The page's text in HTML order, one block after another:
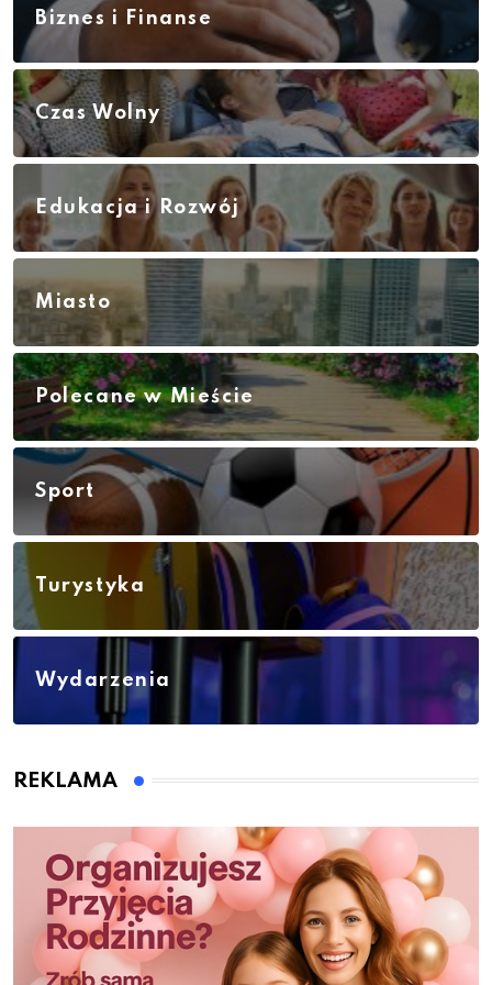
Biznes i Finanse
Czas Wolny
Edukacja i Rozwój
Miasto
Polecane w Mieście
Sport
Turystyka
Wydarzenia
REKLAMA